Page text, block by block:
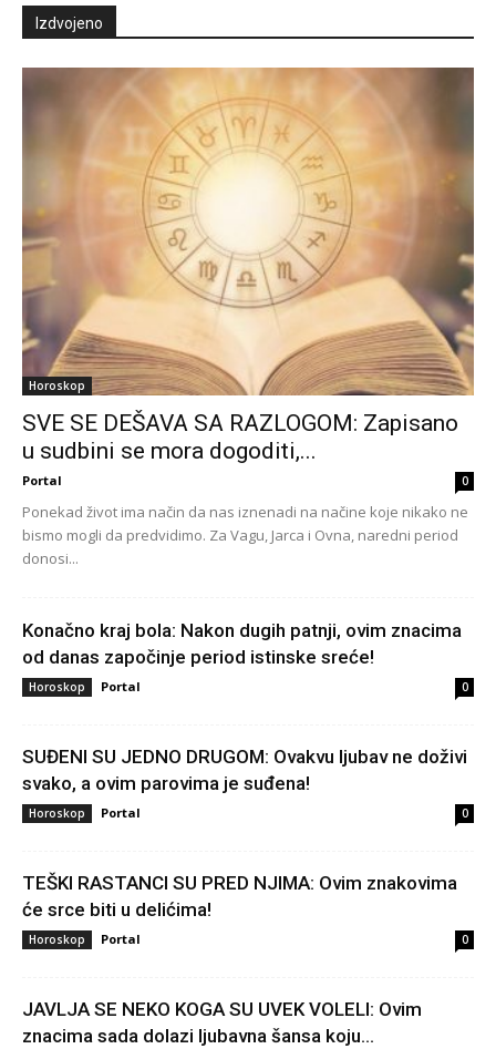
Izdvojeno
Horoskop
SVE SE DEŠAVA SA RAZLOGOM: Zapisano
u sudbini se mora dogoditi,...
Portal 0
Ponekad život ima način da nas iznenadi na načine koje nikako ne
bismo mogli da predvidimo. Za Vagu, Jarca i Ovna, naredni period
donosi...
Konačno kraj bola: Nakon dugih patnji, ovim znacima
od danas započinje period istinske sreće!
Horoskop Portal 0
SUĐENI SU JEDNO DRUGOM: Ovakvu ljubav ne doživi
svako, a ovim parovima je suđena!
Horoskop Portal 0
TEŠKI RASTANCI SU PRED NJIMA: Ovim znakovima
će srce biti u delićima!
Horoskop Portal 0
JAVLJA SE NEKO KOGA SU UVEK VOLELI: Ovim
znacima sada dolazi ljubavna šansa koju...